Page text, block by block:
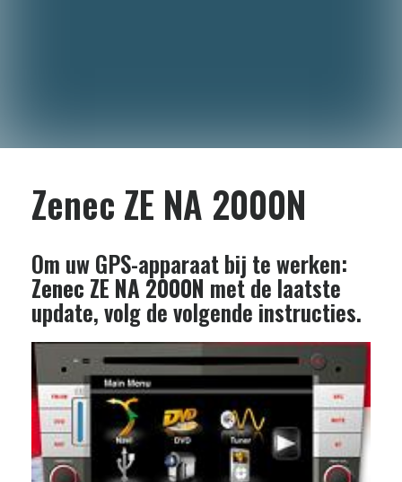
Zenec ZE NA 2000N
Om uw GPS-apparaat bij te werken:
Zenec ZE NA 2000N met de laatste
update, volg de volgende instructies.